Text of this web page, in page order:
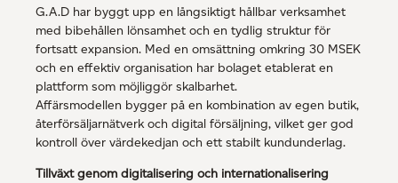
G.A.D har byggt upp en långsiktigt hållbar verksamhet
med bibehållen lönsamhet och en tydlig struktur för
fortsatt expansion. Med en omsättning omkring 30 MSEK
och en effektiv organisation har bolaget etablerat en
plattform som möjliggör skalbarhet.
Affärsmodellen bygger på en kombination av egen butik,
återförsäljarnätverk och digital försäljning, vilket ger god
kontroll över värdekedjan och ett stabilt kundunderlag.
Tillväxt genom digitalisering och internationalisering